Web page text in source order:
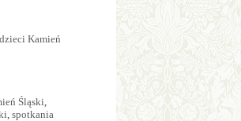
Kamień
Śląski
spotkania